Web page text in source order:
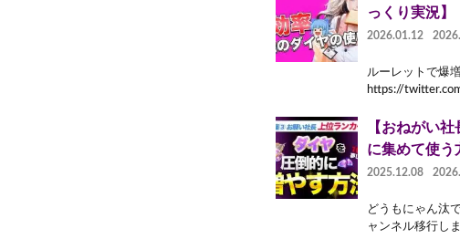
っくり実況】
2026.01.12
ルーレットで爆
https://
【おねがい
に集めて使う
2025.12.08
どうもにゃん汰
ャンネル移行し